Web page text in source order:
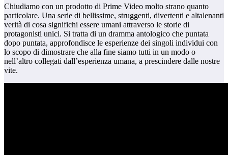
Chiudiamo con un prodotto di Prime Video molto strano quanto
particolare. Una serie di bellissime, struggenti, divertenti e altalenanti
verità di cosa significhi essere umani attraverso le storie di
protagonisti unici. Si tratta di un dramma antologico che puntata
dopo puntata, approfondisce le esperienze dei singoli individui con
lo scopo di dimostrare che alla fine siamo tutti in un modo o
nell’altro collegati dall’esperienza umana, a prescindere dalle nostre
vite.